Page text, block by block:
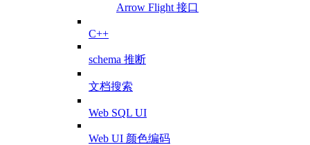
Arrow Flight 接口
C++
schema 推断
文档搜索
Web SQL UI
Web UI 颜色编码